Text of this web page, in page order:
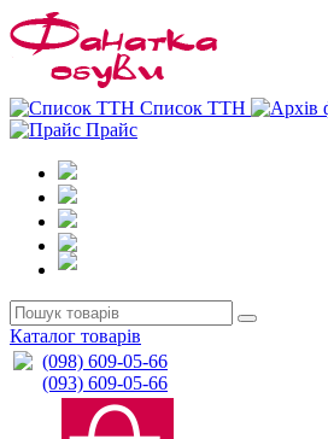
Список ТТН
Прайс
Каталог товарів
(098) 609-05-66
(093) 609-05-66